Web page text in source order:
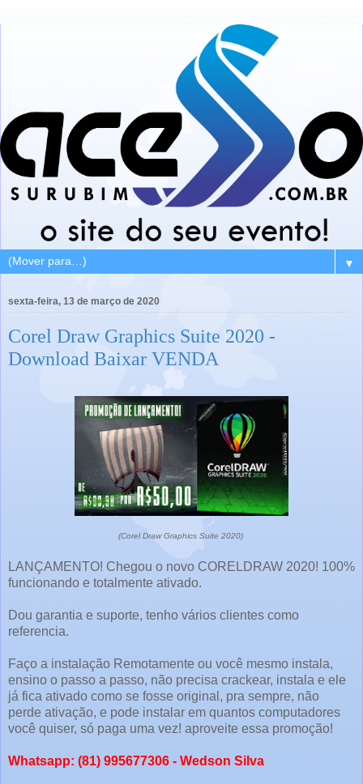
▼
sexta-feira, 13 de março de 2020
Corel Draw Graphics Suite 2020 -
Download Baixar VENDA
(Corel Draw Graphics Suite 2020)
LANÇAMENTO! Chegou o novo CORELDRAW 2020! 100%
funcionando e totalmente ativado.
Dou garantia e suporte, tenho vários clientes como
referencia.
Faço a instalação Remotamente ou você mesmo instala,
ensino o passo a passo, não precisa crackear, instala e ele
já fica ativado como se fosse original, pra sempre, não
perde ativação, e pode instalar em quantos computadores
você quiser, só paga uma vez! aproveite essa promoção!
Whatsapp: (81) 995677306 - Wedson Silva